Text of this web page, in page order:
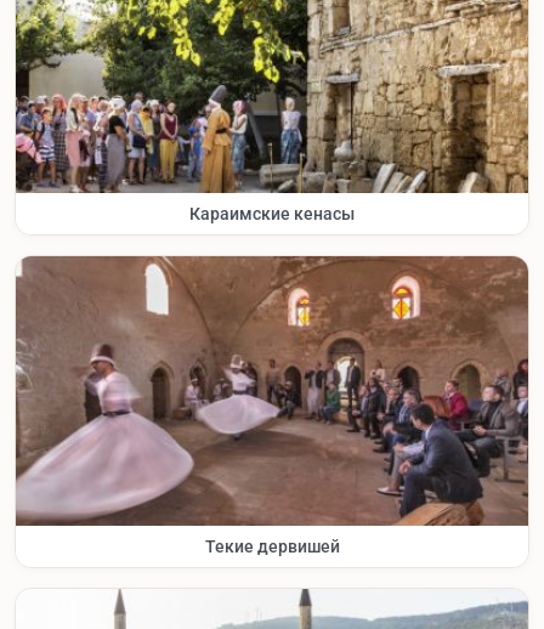
Караимские кенасы
Текие дервишей